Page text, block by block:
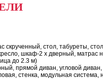
скрученный, стол, табуреты,
шкаф-2 х дверный, матрас
до 2.3 м)
прямой диван, угловой
стенка, модульная